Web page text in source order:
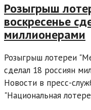
Розыгрыш
воскресенье
миллионерами
Розыгрыш лотереи
сделал 18 россиян
Новости в пресс-
"Национальная